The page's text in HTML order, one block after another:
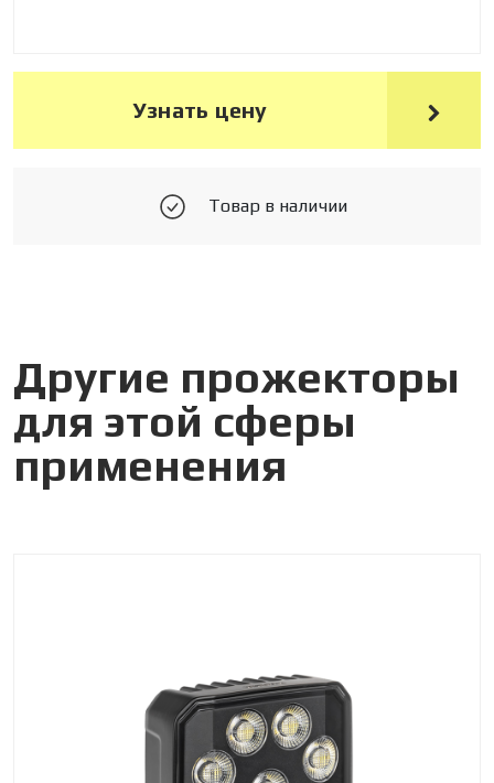
Узнать цену
Товар в наличии
Другие прожекторы
для этой сферы
применения